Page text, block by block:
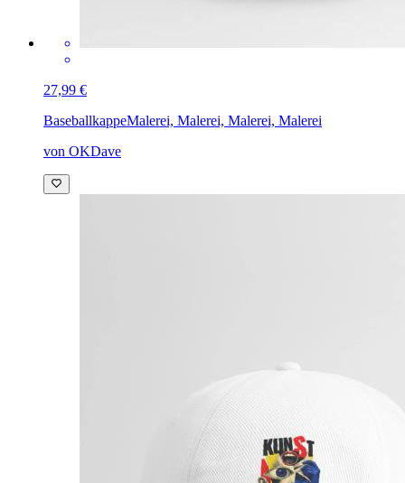
27,99 €
BaseballkappeMalerei, Malerei, Malerei, Malerei
von OKDave